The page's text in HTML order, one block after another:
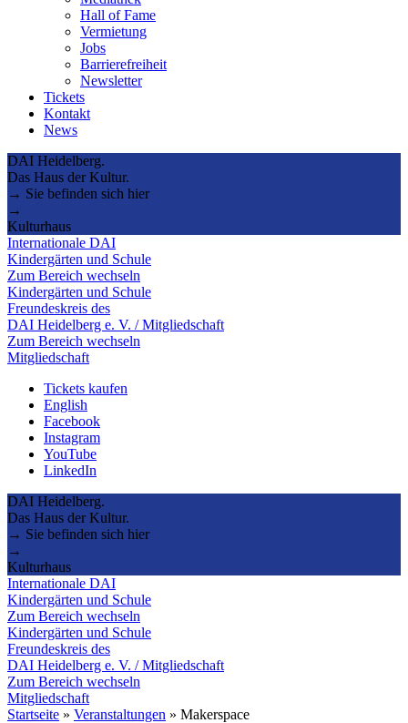
Hall of Fame
Vermietung
Jobs
Barrierefreiheit
Newsletter
Tickets
Kontakt
News
DAI Heidelberg.
Das Haus der Kultur.
→ Sie befinden sich hier
→
Kulturhaus
Internationale DAI
Kindergärten und Schule
Zum Bereich wechseln
Kindergärten und Schule
Freundeskreis des
DAI Heidelberg e. V. / Mitgliedschaft
Zum Bereich wechseln
Mitgliedschaft
Tickets kaufen
English
Facebook
Instagram
YouTube
LinkedIn
DAI Heidelberg.
Das Haus der Kultur.
→ Sie befinden sich hier
→
Kulturhaus
Internationale DAI
Kindergärten und Schule
Zum Bereich wechseln
Kindergärten und Schule
Freundeskreis des
DAI Heidelberg e. V. / Mitgliedschaft
Zum Bereich wechseln
Mitgliedschaft
Startseite » Veranstaltungen » Makerspace